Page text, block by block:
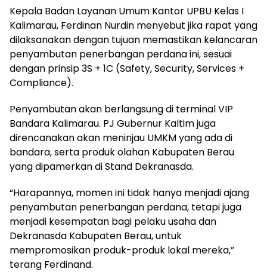
Kepala Badan Layanan Umum Kantor UPBU Kelas I
Kalimarau, Ferdinan Nurdin menyebut jika rapat yang
dilaksanakan dengan tujuan memastikan kelancaran
penyambutan penerbangan perdana ini, sesuai
dengan prinsip 3S + 1C (Safety, Security, Services +
Compliance).
Penyambutan akan berlangsung di terminal VIP
Bandara Kalimarau. PJ Gubernur Kaltim juga
direncanakan akan meninjau UMKM yang ada di
bandara, serta produk olahan Kabupaten Berau
yang dipamerkan di Stand Dekranasda.
“Harapannya, momen ini tidak hanya menjadi ajang
penyambutan penerbangan perdana, tetapi juga
menjadi kesempatan bagi pelaku usaha dan
Dekranasda Kabupaten Berau, untuk
mempromosikan produk-produk lokal mereka,”
terang Ferdinand.